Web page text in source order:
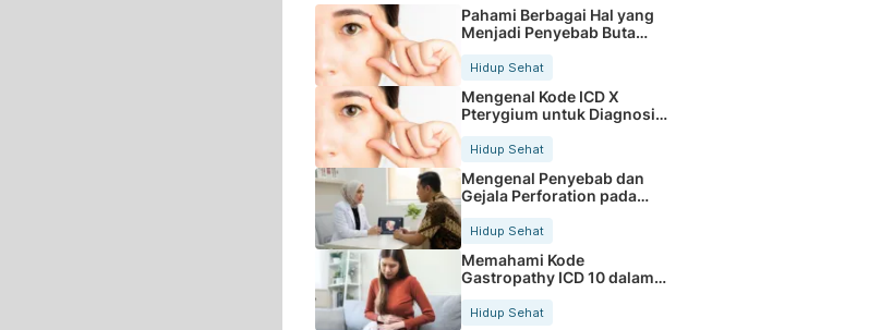
Pahami Berbagai Hal yang
Menjadi Penyebab Buta
Hidup Sehat
Mengenal Kode ICD X
Pterygium untuk Diagnosis
Hidup Sehat
Mengenal Penyebab dan
Gejala Perforation pada
Tubuh
Hidup Sehat
Memahami Kode
Gastropathy ICD 10 dalam
Rekam Medis Pasien
Hidup Sehat